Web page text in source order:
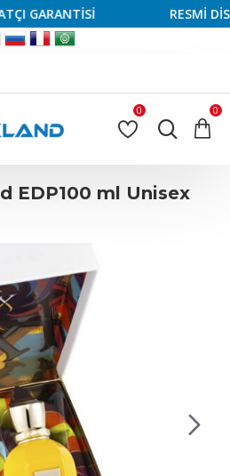
GARANTİSİ RESMİ
0 0
EDP100 ml Unisex